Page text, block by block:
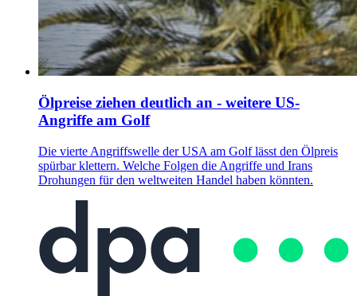
Ölpreise ziehen deutlich an - weitere US-
Angriffe am Golf
Die vierte Angriffswelle der USA am Golf lässt den Ölpreis
spürbar klettern. Welche Folgen die Angriffe und Irans
Drohungen für den weltweiten Handel haben könnten.